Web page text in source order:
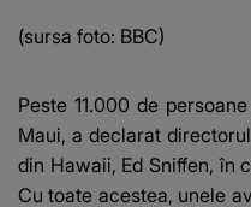
(sursa foto: BBC)
Peste 11.000 de
Maui, a declarat
din Hawaii, Ed Sniffen, în
Cu toate acestea, unele